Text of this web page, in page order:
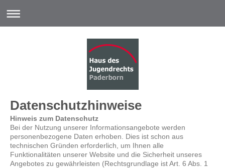
Datenschutzhinweise
Hinweis zum Datenschutz
Bei der Nutzung unserer Informationsangebote werden
personenbezogene Daten erhoben. Dies ist schon aus
technischen Gründen erforderlich, um Ihnen alle
Funktionalitäten unserer Website und die Sicherheit unseres
Angebotes zu gewährleisten (Rechtsgrundlage ist Art. 6 Abs. 1